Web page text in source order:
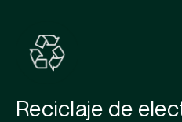
Reciclaje de